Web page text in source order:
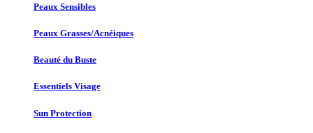
Peaux Sensibles
Peaux Grasses/Acnéiques
Beauté du Buste
Essentiels Visage
Sun Protection